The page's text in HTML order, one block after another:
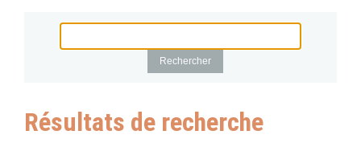
Résultats de recherche